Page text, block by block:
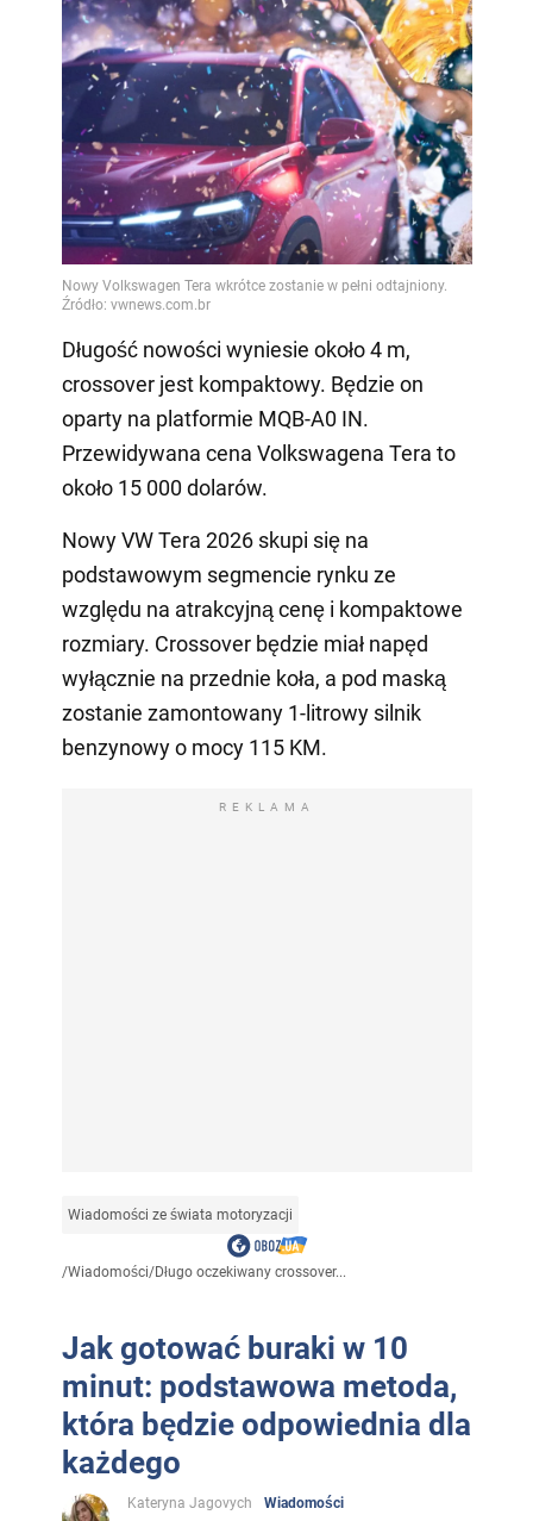
Długość nowości wyniesie około 4 m,
crossover jest kompaktowy. Będzie on
oparty na platformie MQB-A0 IN.
Przewidywana cena Volkswagena Tera to
około 15 000 dolarów.
Nowy VW Tera 2026 skupi się na
podstawowym segmencie rynku ze
względu na atrakcyjną cenę i kompaktowe
rozmiary. Crossover będzie miał napęd
wyłącznie na przednie koła, a pod maską
zostanie zamontowany 1-litrowy silnik
benzynowy o mocy 115 KM.
REKLAMA
Wiadomości ze świata motoryzacji
/Wiadomości/Długo oczekiwany crossover...
Jak gotować buraki w 10
minut: podstawowa metoda,
która będzie odpowiednia dla
każdego
Kateryna Jagovych
Wiadomości